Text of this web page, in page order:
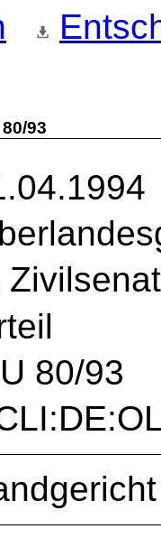
93
Zivilsenat
80/93